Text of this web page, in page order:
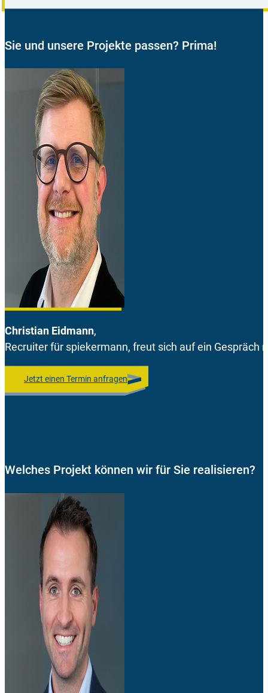
Sie und unsere Projekte passen? Prima!
Christian Eidmann,
Recruiter für spiekermann, freut sich auf ein Gespräch
Jetzt einen Termin anfragen
Welches Projekt können wir für Sie realisieren?